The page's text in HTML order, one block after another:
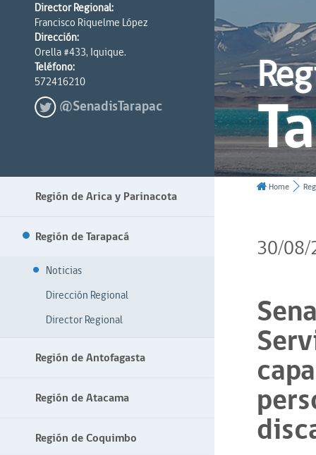
Director Regional:
Francisco Riquelme López
Dirección:
Orella #433, Iquique.
Teléfono:
572416210
@SenadisTarapac
Región de Arica y Parinacota
Región de Tarapacá
Noticias
Dirección Regional
Director Regional
Región de Antofagasta
Región de Atacama
Región de Coquimbo
Home
30/